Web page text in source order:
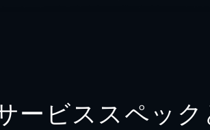
ービススペッ